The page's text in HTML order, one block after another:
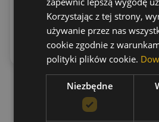
Dodaj do
koszyka
Korzystając z tej strony,
używanie przez nas
cookie zgodnie z
polityki plików cookie.
Niezbędne